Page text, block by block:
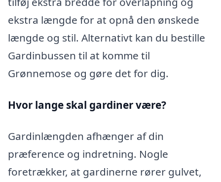
ekstra længde for at opnå den ønskede
længde og stil. Alternativt kan du bestille
Gardinbussen til at komme til
Grønnemose og gøre det for dig.
Hvor lange skal gardiner være?
Gardinlængden afhænger af din
præference og indretning. Nogle
foretrækker, at gardinerne rører gulvet,